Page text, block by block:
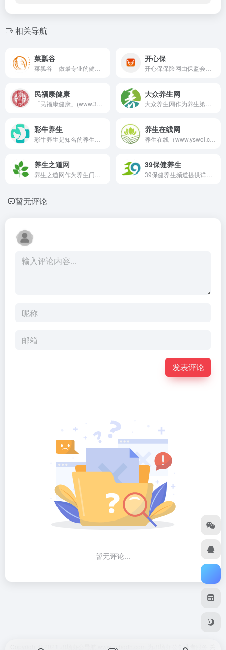
相关导航
菜瓢谷 开心保
民福康健康 大众养生网
彩牛养生 养生在线网
养生之道网 39保健养生
暂无评论
发表评论
暂无评论...
Copyright © 2021 职场办公导航 www.zcbgdh.com 为职场办公创业者服务